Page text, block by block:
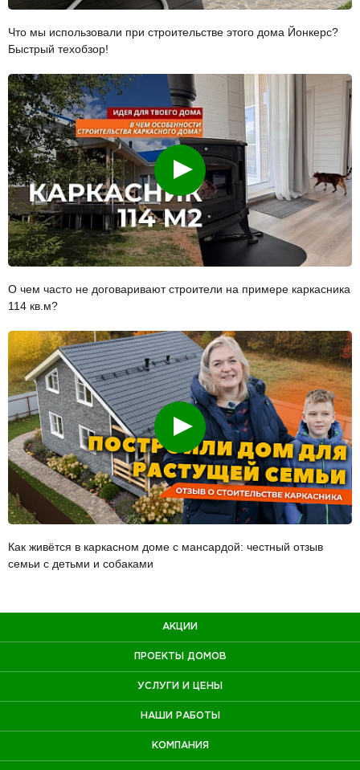
Что мы использовали при строительстве этого дома Йонкерс?
Быстрый техобзор!
Смотреть
О чем часто не договаривают строители на примере каркасника
114 кв.м?
Смотреть
Как живётся в каркасном доме с мансардой: честный отзыв
семьи с детьми и собаками
АКЦИИ
ПРОЕКТЫ ДОМОВ
УСЛУГИ И ЦЕНЫ
НАШИ РАБОТЫ
КОМПАНИЯ